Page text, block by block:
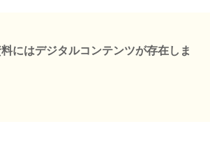
にはデジタルコンテンツが存在しま